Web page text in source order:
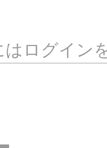
はログイン